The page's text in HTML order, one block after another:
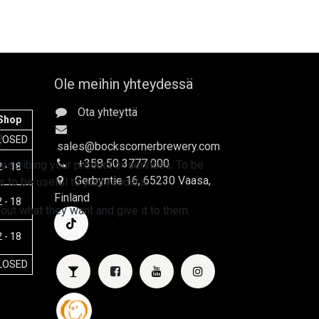
- 18
- 18
- 18
Ole meihin yhteydessä
Ota yhteyttä
sales@bockscornerbrewery.com
+358 50 3777 000
Gerbyntie 16, 65230 Vaasa,
Finland
your product or services. To be
to be useful to your readers.
what they want and give it to them.